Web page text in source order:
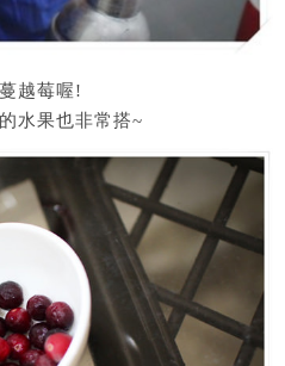
越莓喔!
水果也非常搭~